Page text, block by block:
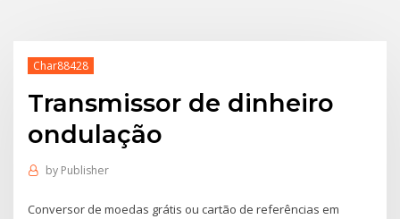
Char88428
Transmissor de dinheiro
ondulação
by Publisher
Conversor de moedas grátis ou cartão de referências em